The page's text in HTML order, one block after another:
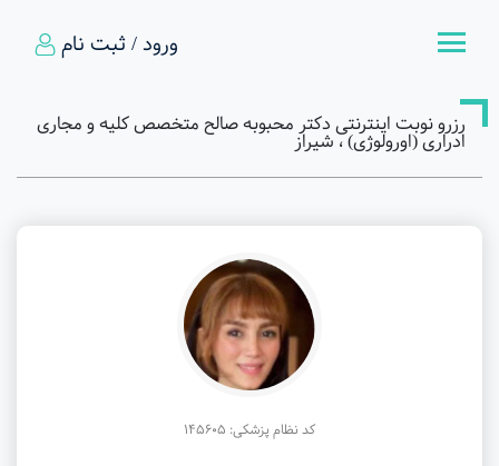
ورود / ثبت نام
رزرو نوبت اینترنتی دکتر محبوبه صالح متخصص کلیه و مجاری
ادراری (اورولوژی) ، شیراز
کد نظام پزشکی: 145605